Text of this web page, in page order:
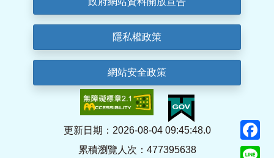
隱私權政策
網站安全政策
更新日期：2026-08-04 09:45:48.0
累積瀏覽人次：477395638